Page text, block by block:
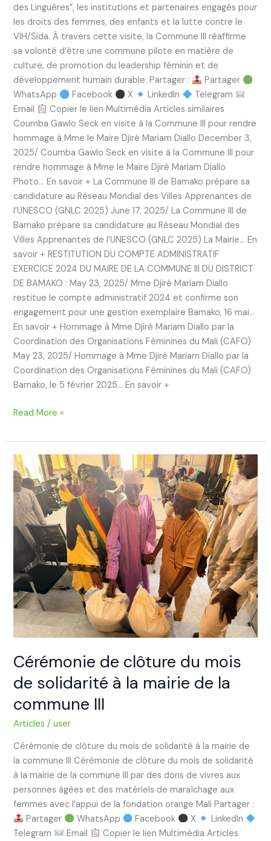
des Linguères”, les institutions et partenaires engagés pour
les droits des femmes, des enfants et la lutte contre le
VIH/Sida. À travers cette visite, la Commune III réaffirme
sa volonté d’être une commune pilote en matière de
culture, de promotion du leadership féminin et de
développement humain durable. Partager :
Partager
WhatsApp
Facebook X LinkedIn
Telegram
Email
Copier le lien Multimédia Articles similaires
Coumba Gawlo Seck en visite à la Commune III pour rendre
hommage à Mme le Maire Djiré Mariam Diallo December 3,
2025/ Coumba Gawlo Seck en visite à la Commune III pour
rendre hommage à Mme le Maire Djiré Mariam Diallo
Photo… En savoir + La Commune III de Bamako prépare sa
candidature au Réseau Mondial des Villes Apprenantes de
l’UNESCO (GNLC 2025) June 17, 2025/ La Commune III de
Bamako prépare sa candidature au Réseau Mondial des
Villes Apprenantes de l’UNESCO (GNLC 2025) La Mairie… En
savoir + RESTITUTION DU COMPTE ADMINISTRATIF
EXERCICE 2024 DU MAIRE DE LA COMMUNE III DU DISTRICT
DE BAMAKO : May 23, 2025/ Mme Djiré Mariam Diallo
restitue le compte administratif 2024 et confirme son
engagement pour une gestion exemplaire Bamako, 16 mai…
En savoir + Hommage à Mme Djiré Mariam Diallo par la
Coordination des Organisations Féminines du Mali (CAFO)
May 23, 2025/ Hommage à Mme Djiré Mariam Diallo par la
Coordination des Organisations Féminines du Mali (CAFO)
Bamako, le 5 février 2025… En savoir +
Read More »
Cérémonie de clôture du mois
de solidarité à la mairie de la
commune III
Articles /user
Cérémonie de clôture du mois de solidarité à la mairie de
la commune III Cérémonie de clôture du mois de solidarité
à la mairie de la commune III par des dons de vivres aux
personnes âgées et des matériels de maraîchage aux
femmes avec l’appui de la fondation orange Mali Partager :
Partager
WhatsApp Facebook X
LinkedIn
Telegram
Email
Copier le lien Multimédia Articles
Cérémonie
de
clôture
du
mois
de
solidarité
la
mairie
de
la
commune